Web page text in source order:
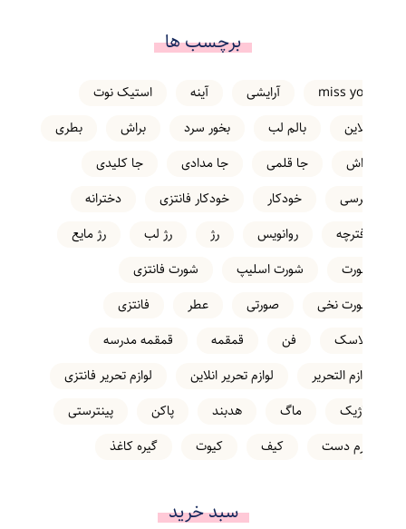
برچسب ها
miss you آرایشی آینه
استیک نوت
انلاین
بالم لب بخور سرد براش
بطری
تراش
جا قلمی جا مدادی
جا کلیدی
خرسی
خودکار خودکار فانتزی
دخترانه
دفترچه
روانویس رژ رژ لب
رژ مایع
شورت
شورت اسلیپ
شورت فانتزی
شورت نخی
صورتی عطر
فانتزی
فلاسک
فن قمقمه
قمقمه مدرسه
لوازم التحریر
لوازم تحریر انلاین
لوازم تحریر فانتزی
ماژیک
ماگ هدبند پاکن
پینترستی
کرم دست
کیف کیوت گیره کاغذ
سبد خرید